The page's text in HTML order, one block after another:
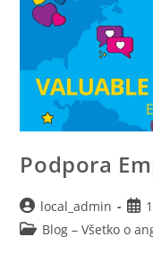
Podpora
local_admin
Blog – Všetko o